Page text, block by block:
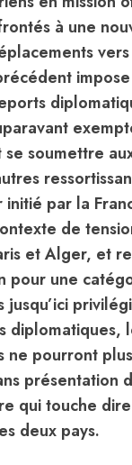
à une
vers
soumettre
par la
de
et Alger, et
pour une
diplomatiques,
ne pourront
présentation
qui touche
deux pays.